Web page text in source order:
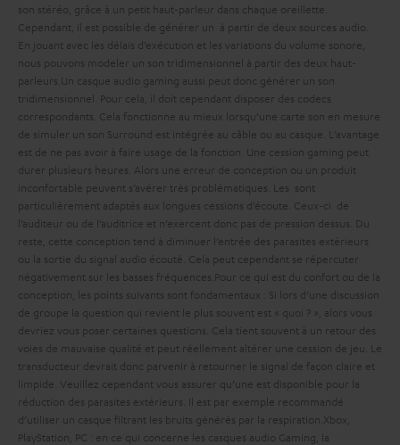
son stéréo, grâce à un petit haut-parleur dans chaque oreillette.
Cependant, il est possible de générer un à partir de deux sources audio.
En jouant avec les délais d’exécution et les variations du volume sonore,
nous pouvons modeler un son tridimensionnel à partir des deux haut-
parleurs. Un casque audio gaming aussi peut donc générer un son
tridimensionnel. Pour cela, il doit cependant disposer des codecs
correspondants. Cela fonctionne au mieux lorsqu’une carte son en mesure
de simuler un son Surround est intégrée au câble ou au casque. L’avantage
est de ne pas avoir à faire usage de la fonction Une cession gaming peut
durer plusieurs heures. Alors une erreur de conception ou un produit
inconfortable peuvent s’avérer très problématiques. Les sont
particulièrement adaptés aux longues cessions d’écoute. Ceux-ci de
l’auditeur ou de l’auditrice et n’exercent donc pas de pression dessus. Du
reste, cette conception tend à diminuer l’entrée des parasites extérieurs
ou la sortie du signal audio écouté. Cela peut cependant se répercuter
négativement sur les basses fréquences. Pour ce qui est du confort ou de la
conception, les points suivants sont fondamentaux :
Si lors d’une discussion
de groupe la question qui revient le plus souvent est « quoi ? », alors vous
devriez vous poser certaines questions. Cela tient souvent à un retour des
voies de mauvaise qualité et peut réellement altérer une cession de jeu. Le
transducteur devrait donc parvenir à retourner le signal de façon claire et
limpide. Veuillez cependant vous assurer qu’une est disponible pour la
réduction des parasites extérieurs. Il est par exemple recommandé
d’utiliser un casque filtrant les bruits générés par la respiration. Xbox,
PlayStation, PC : en ce qui concerne les casques audio Gaming, la